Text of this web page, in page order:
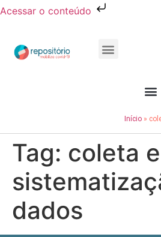
Acessar o conteúdo
Início »
Tag: coleta e
dados